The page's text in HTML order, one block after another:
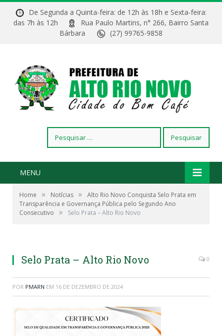
De Segunda a Quinta-feira: de 12h às 18h e Sexta-feira:
das 7h às 12h
Rua Paulo Martins, n° 266, Bairro Santa
Bárbara
(27) 99765-9858
por:
MENU
Home » Notícias »
Alto Rio Novo Conquista Selo Prata em
Transparência e Governança Pública pelo Segundo Ano
Consecutivo
» Selo Prata – Alto Rio Novo
Selo Prata – Alto Rio Novo 0
POR PMARN EM 16 DE DEZEMBRO DE 2024